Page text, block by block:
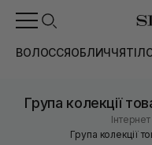
ВОЛОССЯОБЛИЧЧЯ
Група колекції
Група колекції